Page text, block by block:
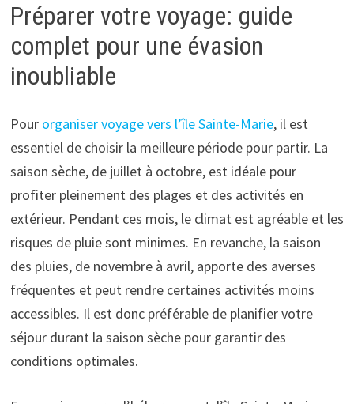
Préparer votre voyage: guide
complet pour une évasion
inoubliable
Pour organiser voyage vers l’île Sainte-Marie, il est
essentiel de choisir la meilleure période pour partir. La
saison sèche, de juillet à octobre, est idéale pour
profiter pleinement des plages et des activités en
extérieur. Pendant ces mois, le climat est agréable et les
risques de pluie sont minimes. En revanche, la saison
des pluies, de novembre à avril, apporte des averses
fréquentes et peut rendre certaines activités moins
accessibles. Il est donc préférable de planifier votre
séjour durant la saison sèche pour garantir des
conditions optimales.